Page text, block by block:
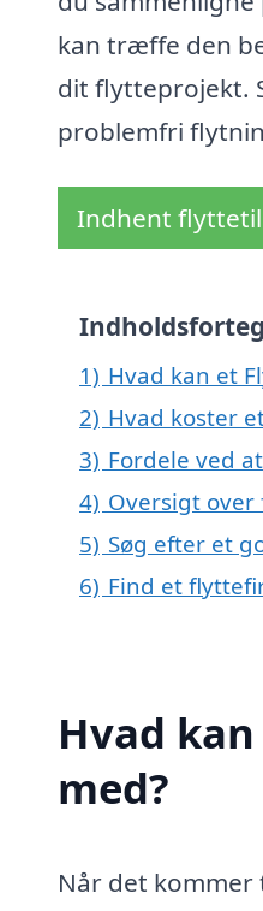
kan træffe den
dit flytteprojekt.
problemfri
Indhent
1) Hvad kan et
2) Hvad koster
3) Fordele ved
4) Oversigt
5) Søg efter et
6) Find et
Hvad
med?
Når det